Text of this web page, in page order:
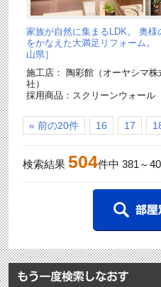
家族が自然に集まるLDK。 奥様
をかなえた大満足リフォーム。
山県］
施工店： 陶彩館（オーヤシマ株
社）
採用商品：スクリーンウォール
« 前の20件 16 17
検索結果 504件中 381 ～